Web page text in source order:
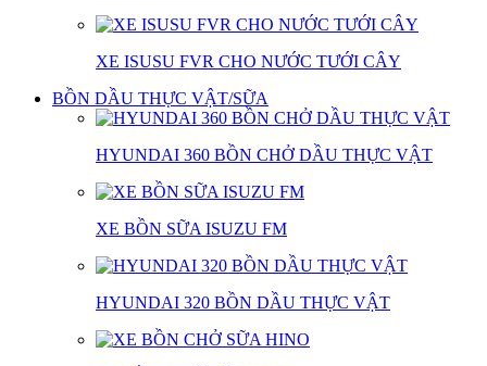
XE ISUSU FVR CHO NƯỚC TƯỚI CÂY
BỒN DẦU THỰC VẬT/SỮA
HYUNDAI 360 BỒN CHỞ DẦU THỰC VẬT
XE BỒN SỮA ISUZU FM
HYUNDAI 320 BỒN DẦU THỰC VẬT